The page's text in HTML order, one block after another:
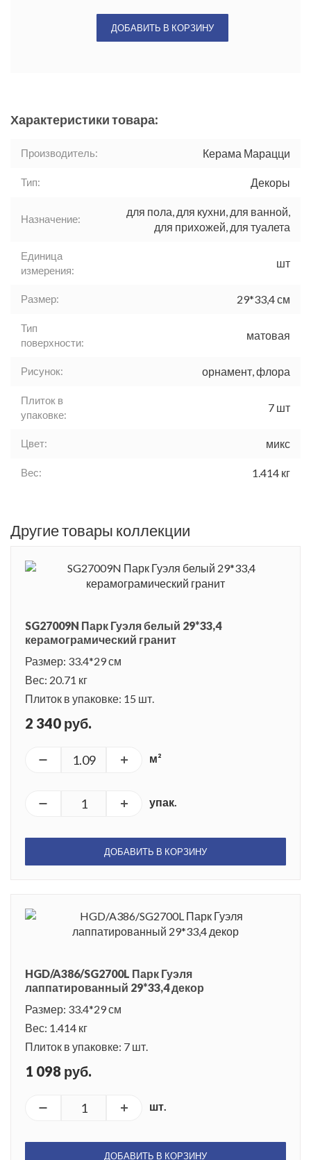
ДОБАВИТЬ В КОРЗИНУ
Характеристики товара:
Производитель: Керама Марацци
Тип: Декоры
Назначение:
для пола, для кухни, для ванной,
для прихожей, для туалета
Единица
измерения:
шт
Размер: 29*33,4 см
Тип
поверхности:
матовая
Рисунок: орнамент, флора
Плиток в
упаковке:
7 шт
Цвет: микс
Вес: 1.414 кг
Другие товары коллекции
SG27009N Парк Гуэля белый 29*33,4
керамограмический гранит
Размер: 33.4*29 см
Вес: 20.71 кг
Плиток в упаковке: 15 шт.
2 340 руб.
м²
упак.
ДОБАВИТЬ В КОРЗИНУ
HGD/A386/SG2700L Парк Гуэля
лаппатированный 29*33,4 декор
Размер: 33.4*29 см
Вес: 1.414 кг
Плиток в упаковке: 7 шт.
1 098 руб.
шт.
ДОБАВИТЬ В КОРЗИНУ